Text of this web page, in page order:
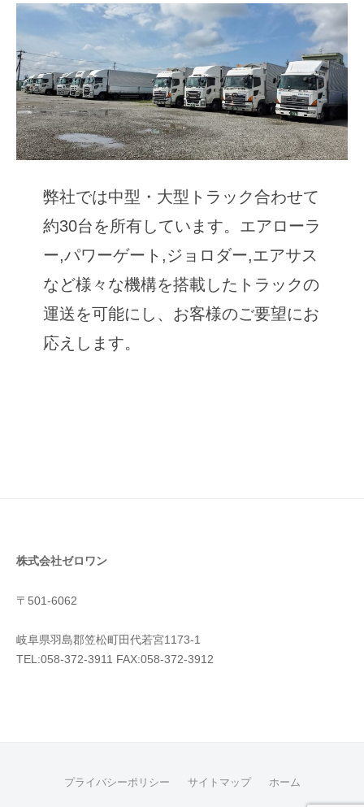
弊社では中型・大型トラック合わせて
約30台を所有しています。エアローラ
ー,パワーゲート,ジョロダー,エアサス
など様々な機構を搭載したトラックの
運送を可能にし、お客様のご要望にお
応えします。
株式会社ゼロワン
〒501-6062
岐阜県羽島郡笠松町田代若宮1173-1
TEL:058-372-3911 FAX:058-372-3912
プライバシーポリシー サイトマップ ホーム